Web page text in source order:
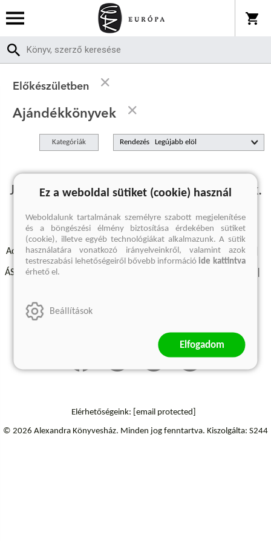
Előkészületben
Ajándékkönyvek
Kategóriák Rendezés
Jelenleg nincs előkészületben termékünk.
Adatvédelmi szabályzatok Elállási felmondási nyilatkozat
ÁSZF - Vásárlási feltételek
Szállítási információk
Elérhetőségeink: [email protected]
© 2026 Alexandra Könyvesház. Minden jog fenntartva. Kiszolgálta: S244
Ez a weboldal sütiket (cookie) használ
Weboldalunk tartalmának személyre szabott megjelenítése
és a böngészési élmény biztosítása érdekében sütiket
(cookie), illetve egyéb technológiákat alkalmazunk. A sütik
használatára vonatkozó irányelveinkről, valamint azok
testreszabási lehetőségeiről bővebb információide kattintva
érhető el.
Beállítások
Elfogadom